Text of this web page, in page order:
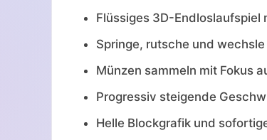
Flüssiges 3D-Endloslaufspiel
Springe, rutsche und
Münzen sammeln mit Fokus
Progressiv steigende
Helle Blockgrafik und